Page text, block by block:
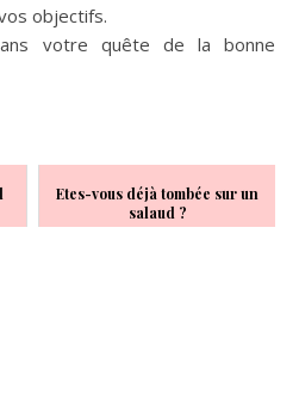
objectifs.
votre quête de la bonne
Etes-vous déjà tombée sur un
salaud ?